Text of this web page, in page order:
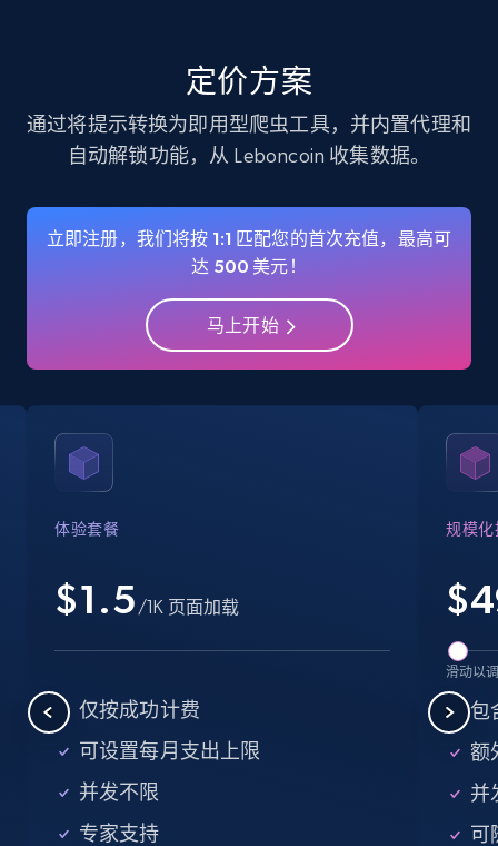
22.3K+ 3.4K+ 立即购买
Crunchbase companies information
Industries, Operating status, and more.
Business Popular Enriched
15.6K+
URL, Job posting id, Job title, Company name,
Company id, Job location, Job summary, Job
15.3K+ 2.2K+
定价方案
通过将提示转换为即用型爬虫工具，并内置代理和
自动解锁功能，从 Leboncoin 收集数据。
立即注册，我们将按 1:1 匹配您的首次充值，最高可
达 500 美元！
马上开始
体验套餐
$1.5 /1K 页面加载
仅按成功计费
可设置每月支出上限
并发不限
专家支持
规模化
$
滑动以
包
额
并
可